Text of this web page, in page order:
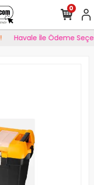
Havale İle Ödeme
0